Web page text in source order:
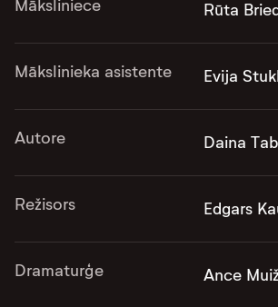
Māksliniece Rūta
Mākslinieka asistente Evija
Autore Daina
Režisors Edgars
Dramaturģe Ance